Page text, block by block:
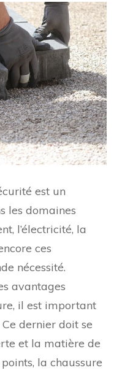
est un
les domaines
l’électricité, la
ces
nécessité.
avantages
il est important
Ce dernier doit se
et la matière de
la chaussure